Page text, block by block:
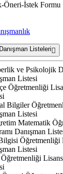
Öneri-İstek Formu
Listeleri
ve Psikolojik
Listesi
Öğretmenliği
Bilgiler
Listesi
Matematik
Danışman
Öğretmenliği
Listesi
Öğretmenliği